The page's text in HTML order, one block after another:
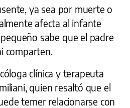
ya sea por muerte o
afecta al infante
sabe que el padre
comparten.
clínica y terapeuta
quien resaltó que el
temer relacionarse con